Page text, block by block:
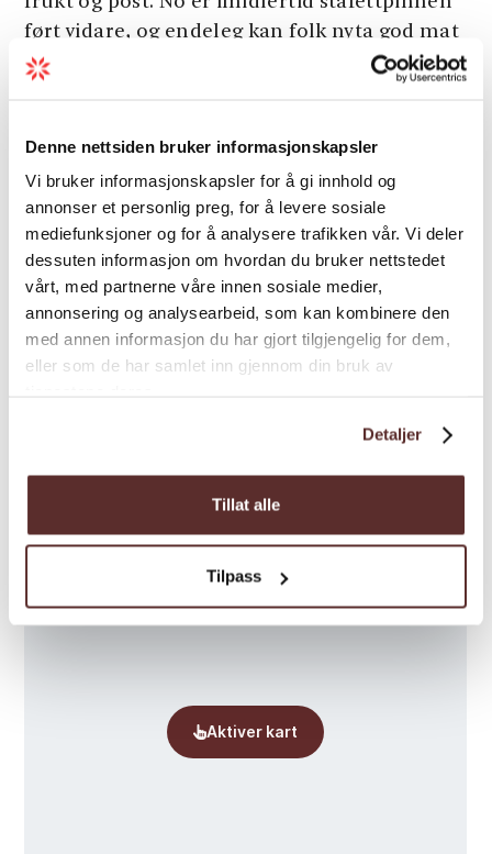
Denne nettsiden bruker informasjonskapsler
Vi bruker informasjonskapsler for å gi innhold og
annonser et personlig preg, for å levere sosiale
mediefunksjoner og for å analysere trafikken vår. Vi deler
dessuten informasjon om hvordan du bruker nettstedet
vårt, med partnerne våre innen sosiale medier,
annonsering og analysearbeid, som kan kombinere den
med annen informasjon du har gjort tilgjengelig for dem,
eller som de har samlet inn gjennom din bruk av
Detaljer
Tillat alle
Tilpass
ført vidare, og endeleg kan folk nyta god mat
og drikke i lystig lag på kaien på Nå.
møtefasilitetar og fasilitetar for selskap på
førespurnad. Velkomen til god mat og drikke,
fjord- og fjellutsikt og godt vertskap på
Siderhuset Ola K!
Sesong